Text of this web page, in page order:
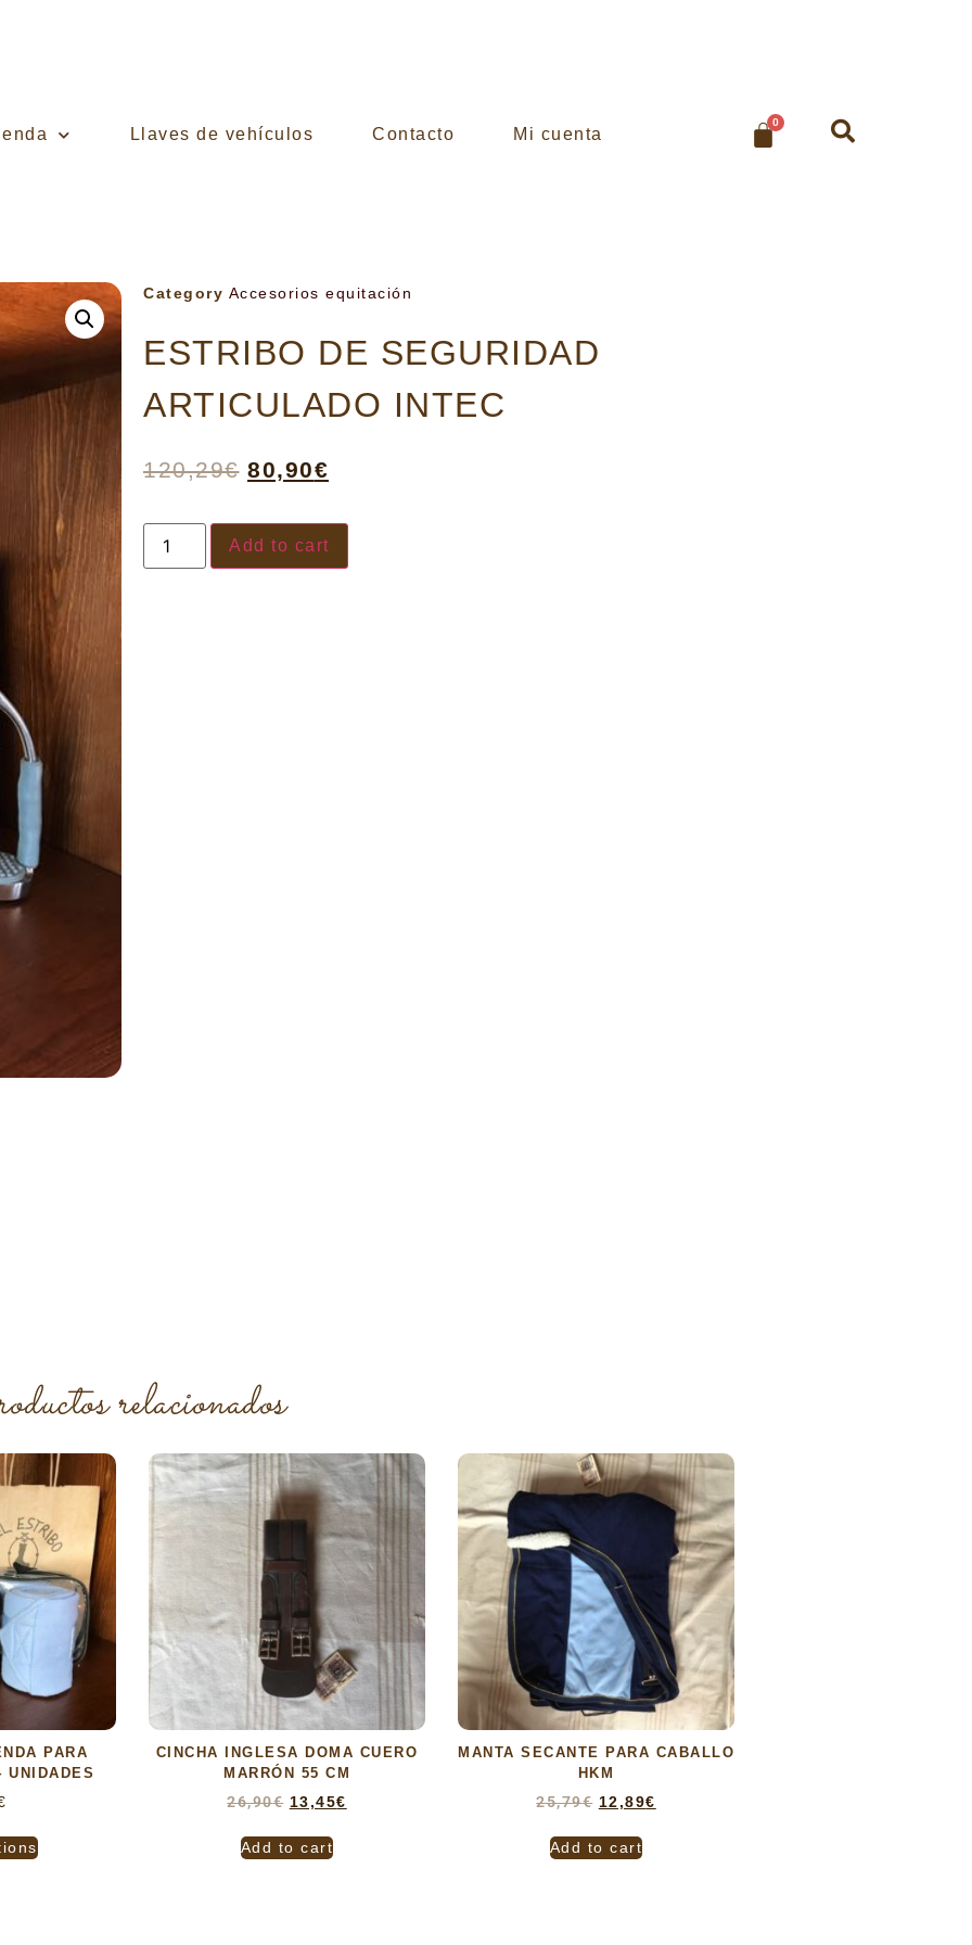
Llaves de vehículos Contacto Mi cuenta
0
Category Accesorios equitación
ESTRIBO DE SEGURIDAD
ARTICULADO INTEC
120,29€ 80,90€
Add to cart
relacionados
PARA
UNIDADES
CINCHA INGLESA DOMA CUERO
MARRÓN 55 CM
26,90€ 13,45€
Add to cart
MANTA SECANTE PARA CABALLO
HKM
25,79€ 12,89€
Add to cart